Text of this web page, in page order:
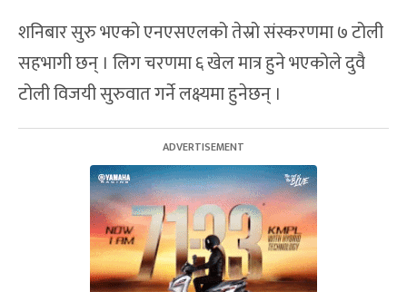
शनिबार सुरु भएको एनएसएलको तेस्रो संस्करणमा ७ टोली
सहभागी छन् । लिग चरणमा ६ खेल मात्र हुने भएकोले दुवै
टोली विजयी सुरुवात गर्ने लक्ष्यमा हुनेछन् ।